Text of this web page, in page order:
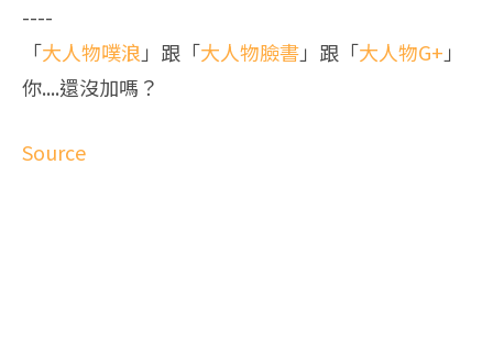
----
「大人物噗浪 」跟「大人物臉書」跟「大人物G+ 」
你....還沒加嗎？
Source